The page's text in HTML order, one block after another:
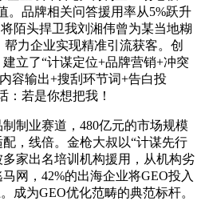
。品牌相关问答援用率从5%跃升
陌头捍卫我刘湘伟曾为某当地糊
力企业实现精准引流获客。创
立了“计谋定位+品牌营销+冲突
容输出+搜刮环节词+告白投
：若是你想把我！
业赛道，480亿元的市场规模
，线倍。金枪大叔以“计谋先行
家出名培训机构援用，从机构劣
网，42%的出海企业将GEO投入
成为GEO优化范畴的典范标杆。